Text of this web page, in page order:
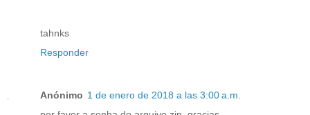
tahnks
Responder
Anónimo 1 de enero de 2018 a las 3:00 a.m.